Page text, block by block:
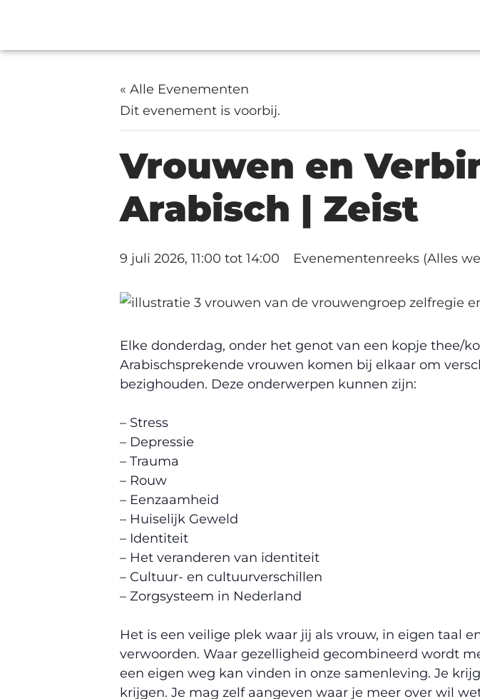
« Alle Evenementen
Dit evenement is voorbij.
Vrouwen en
Arabisch | Zeist
9 juli 2026, 11:00 tot 14:00 Evenementenreeks (Alles
Elke donderdag, onder het genot van een kopje thee/
Arabischsprekende vrouwen komen bij elkaar om
bezighouden. Deze onderwerpen kunnen zijn:
– Stress
– Depressie
– Trauma
– Rouw
– Eenzaamheid
– Huiselijk Geweld
– Identiteit
– Het veranderen van identiteit
– Cultuur- en cultuurverschillen
– Zorgsysteem in Nederland
Het is een veilige plek waar jij als vrouw, in eigen taal
verwoorden. Waar gezelligheid gecombineerd wordt
een eigen weg kan vinden in onze samenleving. Je
krijgen. Je mag zelf aangeven waar je meer over wil